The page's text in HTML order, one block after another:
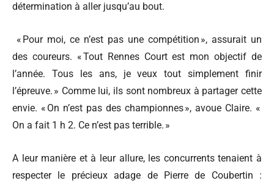
détermination à aller jusqu’au bout.
« Pour moi, ce n’est pas une compétition », assurait un
des coureurs. « Tout Rennes Court est mon objectif de
l’année. Tous les ans, je veux tout simplement finir
l’épreuve. » Comme lui, ils sont nombreux à partager cette
envie. « On n’est pas des championnes », avoue Claire. «
On a fait 1 h 2. Ce n’est pas terrible. »
A leur manière et à leur allure, les concurrents tenaient à
respecter le précieux adage de Pierre de Coubertin :